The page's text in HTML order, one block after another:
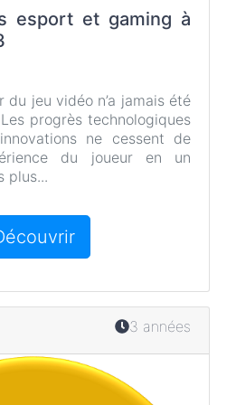
esport et gaming à
du jeu vidéo n’a jamais été
progrès technologiques
ne cessent de
du joueur en un
plus...
3 années